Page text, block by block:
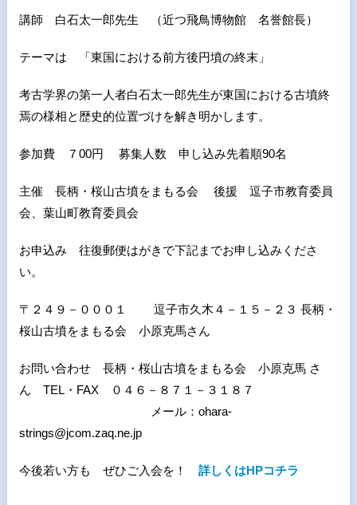
講師 白石太一郎先生 （近つ飛鳥博物館 名誉館長）
テーマは 「東国における前方後円墳の終末」
考古学界の第一人者白石太一郎先生が東国における古墳終
焉の様相と歴史的位置づけを解き明かします。
参加費 ７00円 募集人数 申し込み先着順90名
主催 長柄・桜山古墳をまもる会 後援 逗子市教育委員
会、葉山町教育委員会
お申込み 往復郵便はがきで下記までお申し込みくださ
い。
〒２４９－０００１ 逗子市久木４－１５－２３ 長柄・
桜山古墳をまもる会 小原克馬さん
お問い合わせ 長柄・桜山古墳をまもる会 小原克馬 さ
ん TEL・FAX ０４６－８７１－３１８７
メール：ohara-
strings@jcom.zaq.ne.jp
今後若い方も ぜひご入会を！ 詳しくはHPコチラ